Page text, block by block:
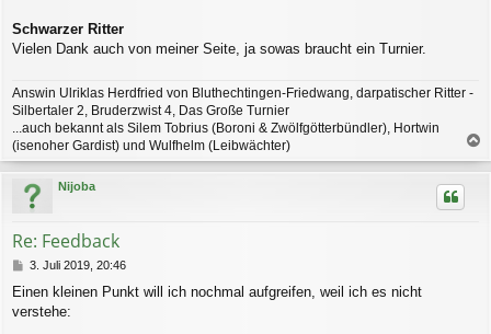
Schwarzer Ritter
Vielen Dank auch von meiner Seite, ja sowas braucht ein Turnier.
Answin Ulriklas Herdfried von Bluthechtingen-Friedwang, darpatischer Ritter -
Silbertaler 2, Bruderzwist 4, Das Große Turnier
...auch bekannt als Silem Tobrius (Boroni & Zwölfgötterbündler), Hortwin
(isenoher Gardist) und Wulfhelm (Leibwächter)
c
Nijoba
Re: Feedback
B
i
t
3. Juli 2019, 20:46
Einen kleinen Punkt will ich nochmal aufgreifen, weil ich es nicht
verstehe: